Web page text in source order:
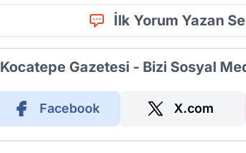
İlk Yorum Yazan
Kocatepe Gazetesi - Bizi Sosyal
Facebook X.com